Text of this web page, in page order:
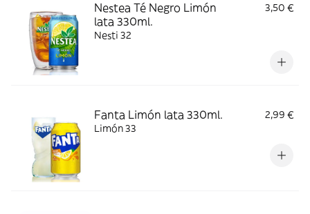
Nestea Té Negro Limón
lata 330ml.
3,50 €
Nesti 32
Fanta Limón lata 330ml.
2,99 €
Limón 33